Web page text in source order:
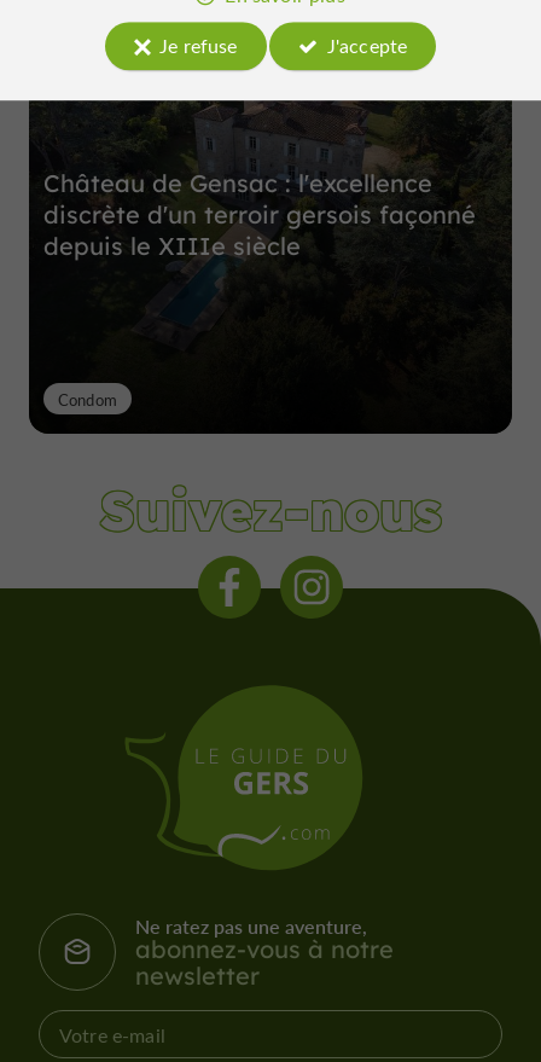
Château de Gensac : l'excellence
discrète d'un terroir gersois façonné
depuis le XIIIe siècle
Condom
Suivez-nous
Ne ratez pas une aventure,
abonnez-vous à notre
newsletter
Je refuse
J'accepte